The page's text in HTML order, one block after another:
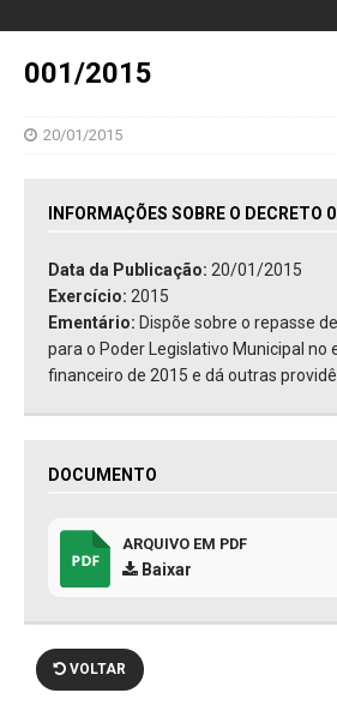
001/2015
20/01/2015
INFORMAÇÕES SOBRE O DECRETO
Data da Publicação: 20/01/2015
Exercício: 2015
Ementário: Dispõe sobre o repasse
para o Poder Legislativo Municipal no
financeiro de 2015 e dá outras
DOCUMENTO
ARQUIVO EM PDF
Baixar
VOLTAR